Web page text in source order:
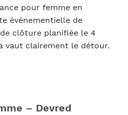
pour femme en
événementielle de
clôture planifiée le 4
vaut clairement le détour.
– Devred